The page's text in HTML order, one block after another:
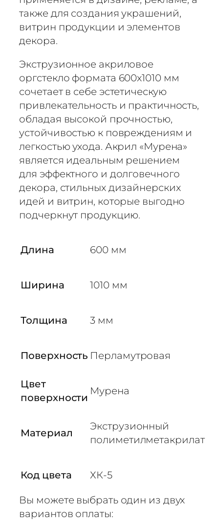
а
Д
и
з
й
н
е
р
к
о
е
о
р
г
с
т
л
м
е
а
у
т
K
М
р
е
также для создания украшений,
витрин продукции и элементов
декора.
Экструзионное акриловое
оргстекло формата 600х1010 мм
сочетает в себе эстетическую
привлекательность и практичность,
обладая высокой прочностью,
устойчивостью к повреждениям и
легкостью ухода. Акрил «Мурена»
является идеальным решением
для эффектного и долговечного
декора, стильных дизайнерских
идей и витрин, которые выгодно
подчеркнут продукцию.
Длина 600 мм
Ширина 1010 мм
Толщина 3 мм
Поверхность Перламутровая
Цвет
поверхности
Мурена
Материал
Экструзионный
полиметилметакрилат
Код цвета ХК-5
Вы можете выбрать один из двух
вариантов оплаты: